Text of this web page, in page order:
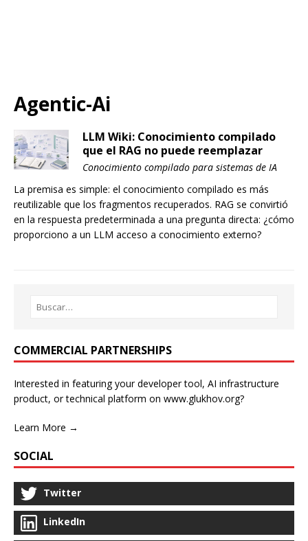
Agentic-Ai
LLM Wiki: Conocimiento compilado
que el RAG no puede reemplazar
Conocimiento compilado para sistemas de IA
La premisa es simple: el conocimiento compilado es más
reutilizable que los fragmentos recuperados. RAG se convirtió
en la respuesta predeterminada a una pregunta directa: ¿cómo
proporciono a un LLM acceso a conocimiento externo?
COMMERCIAL PARTNERSHIPS
Interested in featuring your developer tool, AI infrastructure
product, or technical platform on www.glukhov.org?
Learn More →
SOCIAL
Twitter
LinkedIn